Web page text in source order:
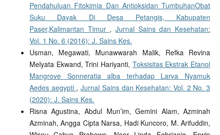
Pendahuluan Fitokimia Dan Antioksidan TumbuhanObat
Suku Dayak Di Desa Petangis, Kabupaten
Paser,Kalimantan Timur ,Jurnal Sains dan Kesehatan:
Vol. 1 No. 6 (2016): J. Sains Kes.
Usman, Megawati, Munawwarah Malik, Refka Revina
Melyata Ekwand, Trini Hariyanti, Toksisitas Ekstrak Etanol
Mangrove Sonneratia alba terhadap Larva Nyamuk
Aedes aegypti ,Jurnal Sains dan Kesehatan: Vol. 2 No. 3
(2020): J. Sains Kes.
Risna Agustina, Abdul Mun’im, Gemini Alam, Azminah
Azminah, Angga Cipta Narsa, Hadi Kuncoro, M. Arifuddin,